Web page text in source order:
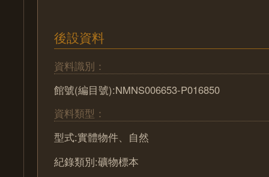
後設資料
資料識別：
館號(編目號):NMNS006653-P016850
資料類型：
型式:實體物件、自然
紀錄類別:礦物標本